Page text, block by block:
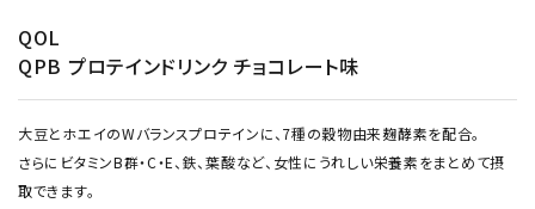
QOL
QPB プロテインドリンク チョコレート味
大豆とホエイのWバランスプロテインに、7種の穀物由来麹酵素を配合。
さらにビタミンB群・C・E、鉄、葉酸など、女性にうれしい栄養素をまとめて摂
取できます。